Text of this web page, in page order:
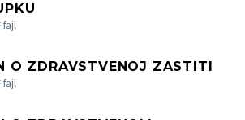
fajl
O ZDRAVSTVENOJ ZASTITI
fajl